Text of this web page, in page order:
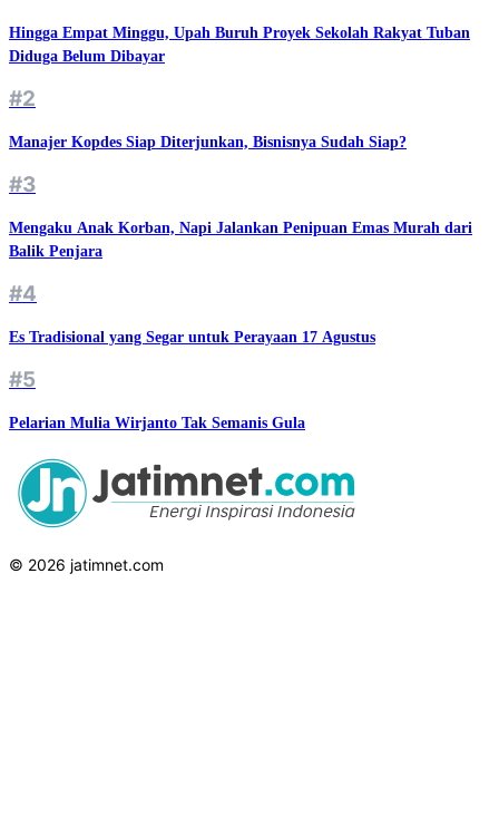
Hingga Empat Minggu, Upah Buruh Proyek Sekolah Rakyat Tuban
Diduga Belum Dibayar
#2
Manajer Kopdes Siap Diterjunkan, Bisnisnya Sudah Siap?
#3
Mengaku Anak Korban, Napi Jalankan Penipuan Emas Murah dari
Balik Penjara
#4
Es Tradisional yang Segar untuk Perayaan 17 Agustus
#5
Pelarian Mulia Wirjanto Tak Semanis Gula
© 2026 jatimnet.com